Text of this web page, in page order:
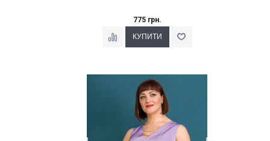
775 грн.
Наклейки Варіант з %